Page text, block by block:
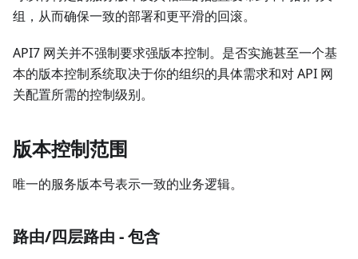
组，从而确保一致的部署和更平滑的回滚。
API7 网关并不强制要求强版本控制。是否实施甚至一个基
本的版本控制系统取决于你的组织的具体需求和对 API 网
关配置所需的控制级别。
版本控制范围
唯一的服务版本号表示一致的业务逻辑。
路由/四层路由 - 包含